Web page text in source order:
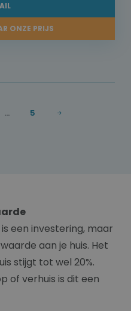
ONZE PRIJS
... 5
een investering, maar
aan je huis. Het
stijgt tot wel 20%.
of verhuis is dit een